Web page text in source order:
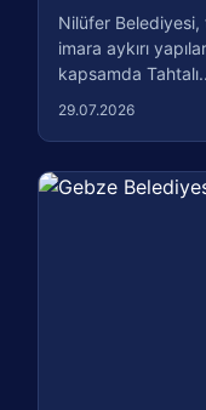
Nilüfer Belediyesi,
imara aykırı
kapsamda
29.07.2026